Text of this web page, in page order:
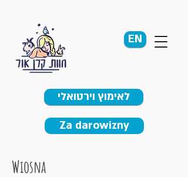
לאימוץ וירטואלי
EN
Za darowizny
Wiosna